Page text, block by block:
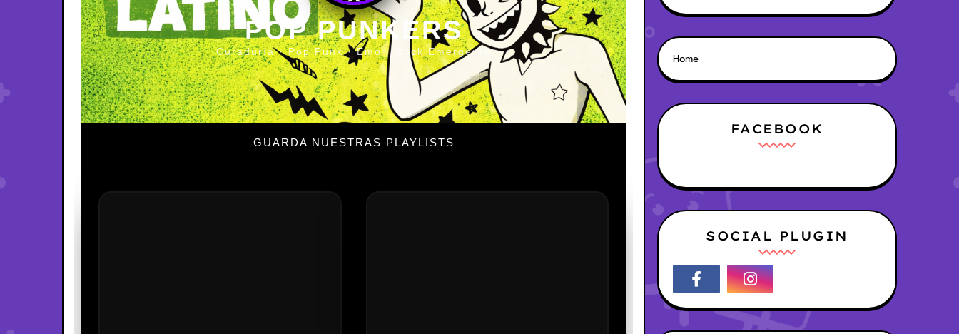
POP PUNKERS
Curaduría · Pop Punk · Emo · Rock Emergente
GUARDA NUESTRAS PLAYLISTS
Home
FACEBOOK
SOCIAL PLUGIN